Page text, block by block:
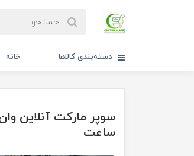
دسته‌بندی کالاها خانه
سوپر مارکت آنلاین
ساعت